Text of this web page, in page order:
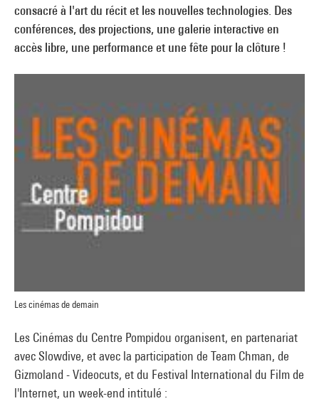
consacré à l'art du récit et les nouvelles technologies. Des
conférences, des projections, une galerie interactive en
accès libre, une performance et une fête pour la clôture !
Les cinémas de demain
Les Cinémas du Centre Pompidou organisent, en partenariat
avec Slowdive, et avec la participation de Team Chman, de
Gizmoland - Videocuts, et du Festival International du Film de
l'Internet, un week-end intitulé :